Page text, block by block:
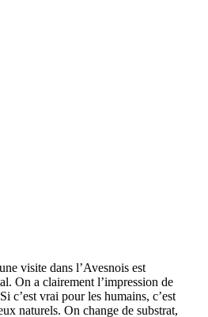
visite dans l’Avesnois est
On a clairement l’impression de
c’est vrai pour les humains, c’est
naturels. On change de substrat,